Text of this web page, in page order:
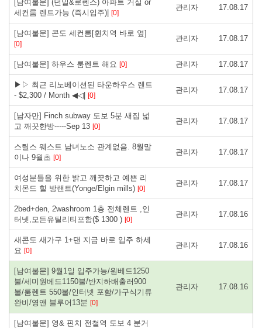
[남여불문] (던밀&로렌스) 아파트 거실 or
세컨룸 렌트가능 (즉시입주)| [0]
관리자 17.08.17
[남여불문] 콘도 세컨룸[휜치역 바로 옆]
[0]
관리자 17.08.17
[남여불문] 하우스 룸렌트 해요 [0] 관리자 17.08.17
▶▷ 최근 리노베이션된 타운하우스 렌트
- $2,300 / Month ◀◁| [0]
관리자 17.08.17
[남자만] Finch subway 도보 5분 새집 넓
고 깨끗한방-----Sep 13 [0]
관리자 17.08.17
스틸스 웨스트 남녀노소 관계없음. 8월말
이나 9월초 [0]
관리자 17.08.17
여성분들을 위한 밝고 깨끗하고 예쁜 리
치몬드 힐 방랜트(Yonge/Elgin mills) [0]
관리자 17.08.17
2bed+den, 2washroom 1층 전체렌트 ,인
터넷,모든유틸리티포함($ 1300 ) [0]
관리자 17.08.16
새콘도 새가구 1+댄 지금 바로 입주 하세
요 [0]
관리자 17.08.16
[남여불문] 9월1일 입주가능/원베드1250
불/세미원베드1150불/반지하배출러900
불/룸렌트 550불/인터넷 포함/가구식기류
완비/영앤 블루어13분 [0]
관리자 17.08.16
[남여불문] 영& 핀치 전철역 도보 4 분거